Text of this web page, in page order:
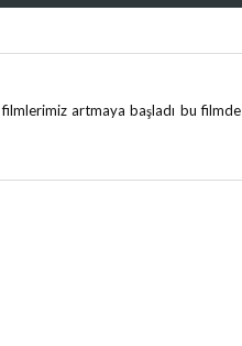
artmaya başladı bu filmde